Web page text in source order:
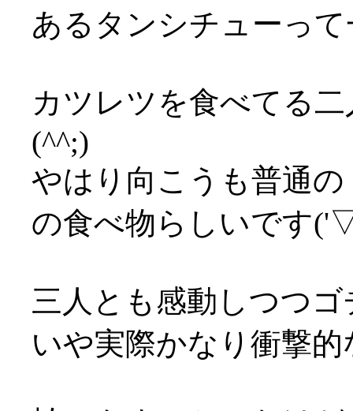
あるタンシチューっ
カツレツを食べてる
(^^;)
やはり向こうも普通
の食べ物らしいです
三人とも感動しつつ
いや実際かなり衝撃